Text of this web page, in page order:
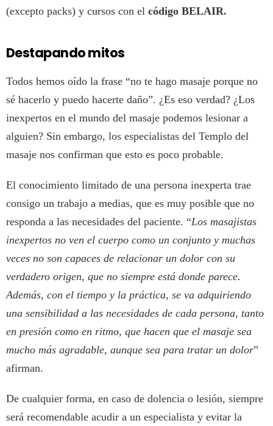
(excepto packs) y cursos con el código BELAIR.
Destapando mitos
Todos hemos oído la frase “no te hago masaje porque no
sé hacerlo y puedo hacerte daño”. ¿Es eso verdad? ¿Los
inexpertos en el mundo del masaje podemos lesionar a
alguien? Sin embargo, los especialistas del Templo del
masaje nos confirman que esto es poco probable.
El conocimiento limitado de una persona inexperta trae
consigo un trabajo a medias, que es muy posible que no
responda a las necesidades del paciente. “Los masajistas
inexpertos no ven el cuerpo como un conjunto y muchas
veces no son capaces de relacionar un dolor con su
verdadero origen, que no siempre está donde parece.
Además, con el tiempo y la práctica, se va adquiriendo
una sensibilidad a las necesidades de cada persona, tanto
en presión como en ritmo, que hacen que el masaje sea
mucho más agradable, aunque sea para tratar un dolor”
afirman.
De cualquier forma, en caso de dolencia o lesión, siempre
será recomendable acudir a un especialista y evitar la